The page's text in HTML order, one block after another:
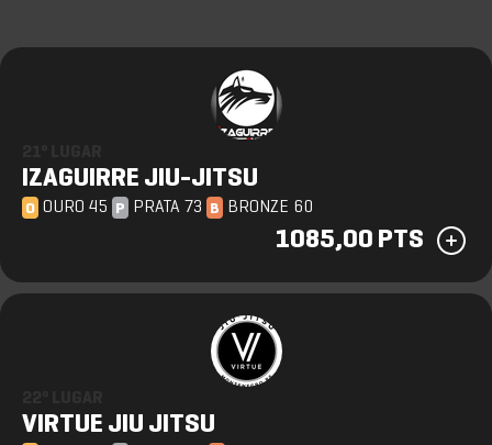
IZAGUIRRE JIU-JITSU
O OURO 45 P PRATA 73 B BRONZE 60
1085,00 PTS
VIRTUE JIU JITSU